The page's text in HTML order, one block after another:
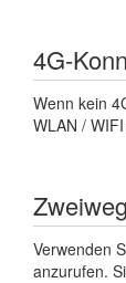
4G-
Wenn kein
WLAN /
Verwenden
anzurufen.